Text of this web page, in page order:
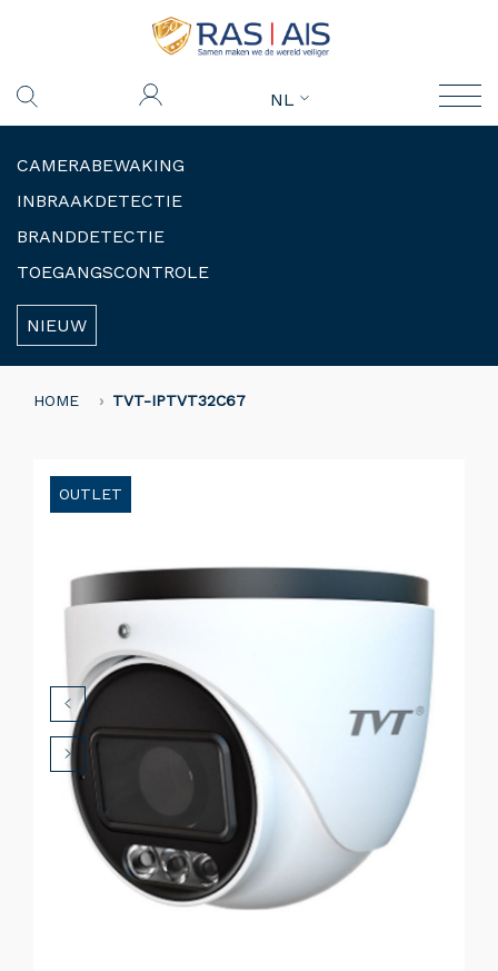
NL
CAMERABEWAKING
INBRAAKDETECTIE
BRANDDETECTIE
TOEGANGSCONTROLE
NIEUW
HOME TVT-IPTVT32C67
OUTLET